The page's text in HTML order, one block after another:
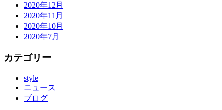
2020年12月
2020年11月
2020年10月
2020年7月
カテゴリー
style
ニュース
ブログ